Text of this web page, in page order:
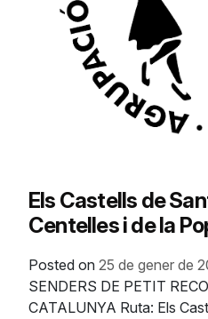
Els Castells de
Centelles i de la
Posted on 25 de gener de
SENDERS DE PETIT
CATALUNYA Ruta: Els